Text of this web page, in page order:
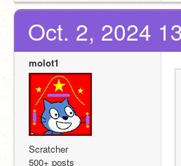
Oct. 2, 2024
molot1
Scratcher
500+ posts